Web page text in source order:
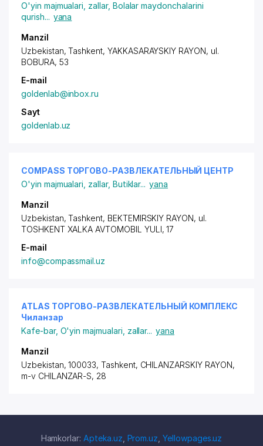
O'yin majmualari, zallar, Bolalar maydonchalarini
qurish... yana
Manzil
Uzbekistan, Tashkent, YAKKASARAYSKIY RAYON, ul.
BOBURA, 53
E-mail
goldenlab@inbox.ru
Sayt
goldenlab.uz
COMPASS ТОРГОВО-РАЗВЛЕКАТЕЛЬНЫЙ ЦЕНТР
O'yin majmualari, zallar, Butiklar... yana
Manzil
Uzbekistan, Tashkent, BEKTEMIRSKIY RAYON, ul.
TOSHKENT XALKA AVTOMOBIL YULI, 17
E-mail
info@compassmail.uz
ATLAS ТОРГОВО-РАЗВЛЕКАТЕЛЬНЫЙ КОМПЛЕКС
Чиланзар
Kafe-bar, O'yin majmualari, zallar... yana
Manzil
Uzbekistan, 100033, Tashkent, CHILANZARSKIY RAYON,
m-v CHILANZAR-S, 28
Hamkorlar: Apteka.uz Prom.uz ,Yellowpages.uz